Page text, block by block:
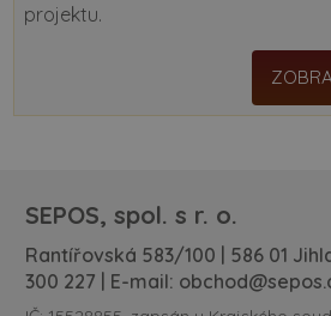
projektu.
SEPOS, spol. s r. o.
Rantířovská 583/100 | 586 01
300 227 | E-mail: